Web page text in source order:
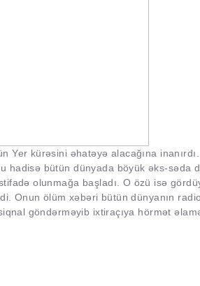
Yer kürəsini əhatəyə alacağına
hadisə bütün dünyada böyük əks-
olunmağa başladı. O özü isə
Onun ölüm xəbəri bütün dünyanın
göndərməyib ixtiraçıya hörmət